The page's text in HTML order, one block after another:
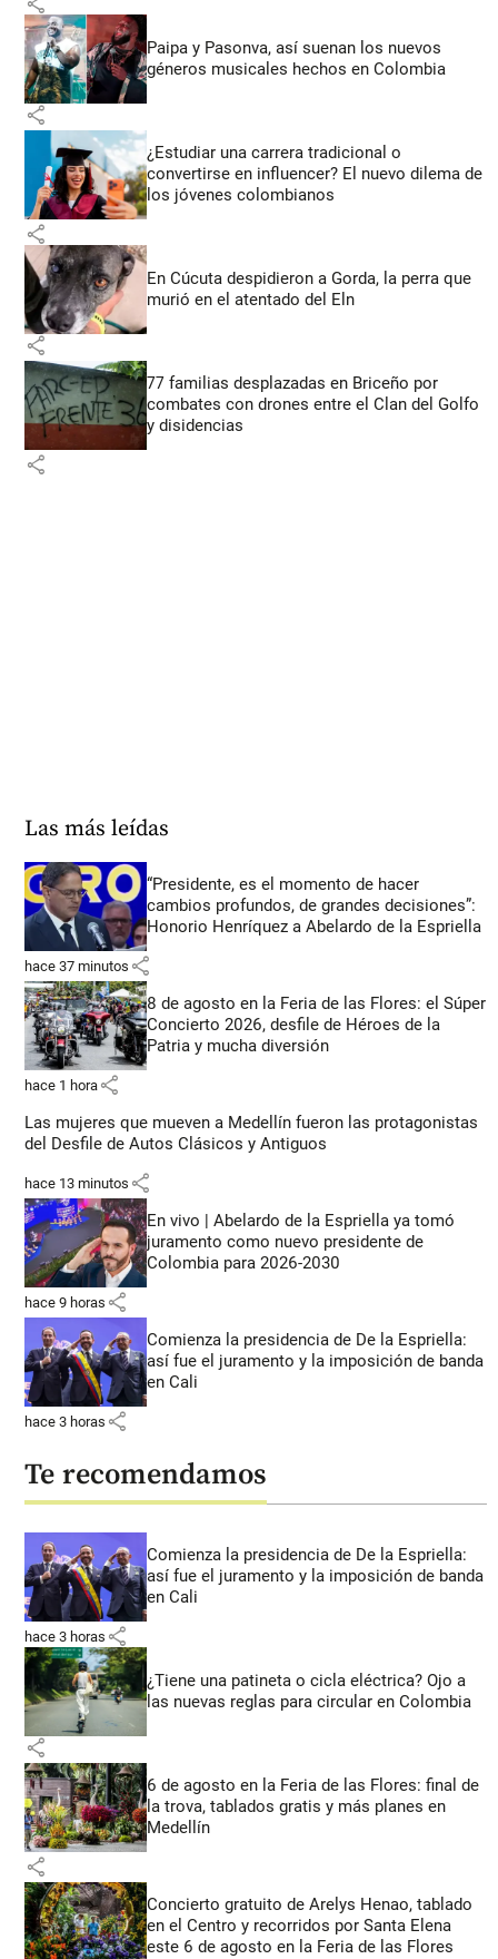
Paipa y Pasonva, así suenan los nuevos
géneros musicales hechos en Colombia
share
¿Estudiar una carrera tradicional o
convertirse en influencer? El nuevo dilema de
los jóvenes colombianos
share
En Cúcuta despidieron a Gorda, la perra que
murió en el atentado del Eln
share
77 familias desplazadas en Briceño por
combates con drones entre el Clan del Golfo
y disidencias
share
Las más leídas
“Presidente, es el momento de hacer
cambios profundos, de grandes decisiones”:
Honorio Henríquez a Abelardo de la Espriella
hace 37 minutos share
8 de agosto en la Feria de las Flores: el Súper
Concierto 2026, desfile de Héroes de la
Patria y mucha diversión
hace 1 hora share
Las mujeres que mueven a Medellín fueron las protagonistas
del Desfile de Autos Clásicos y Antiguos
hace 13 minutos share
En vivo | Abelardo de la Espriella ya tomó
juramento como nuevo presidente de
Colombia para 2026-2030
hace 9 horas share
Comienza la presidencia de De la Espriella:
así fue el juramento y la imposición de banda
en Cali
hace 3 horas share
Te recomendamos
Comienza la presidencia de De la Espriella:
así fue el juramento y la imposición de banda
en Cali
hace 3 horas share
¿Tiene una patineta o cicla eléctrica? Ojo a
las nuevas reglas para circular en Colombia
share
6 de agosto en la Feria de las Flores: final de
la trova, tablados gratis y más planes en
Medellín
share
Concierto gratuito de Arelys Henao, tablado
en el Centro y recorridos por Santa Elena
este 6 de agosto en la Feria de las Flores